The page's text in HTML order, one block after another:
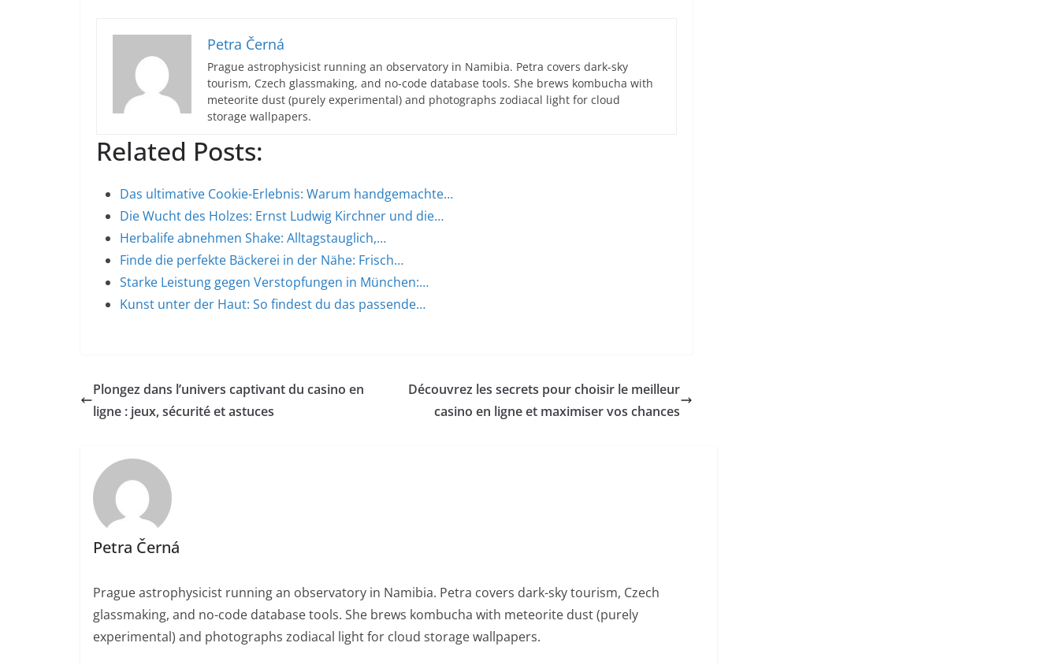
Petra Černá
Prague astrophysicist running an observatory in Namibia. Petra covers dark-sky
tourism, Czech glassmaking, and no-code database tools. She brews kombucha with
meteorite dust (purely experimental) and photographs zodiacal light for cloud
storage wallpapers.
Related Posts:
Das ultimative Cookie-Erlebnis: Warum handgemachte…
Die Wucht des Holzes: Ernst Ludwig Kirchner und die…
Herbalife abnehmen Shake: Alltagstauglich,…
Finde die perfekte Bäckerei in der Nähe: Frisch…
Starke Leistung gegen Verstopfungen in München:…
Kunst unter der Haut: So findest du das passende…
Plongez dans l’univers captivant du casino en
ligne : jeux, sécurité et astuces
Découvrez les secrets pour choisir le meilleur
casino en ligne et maximiser vos chances
Petra Černá
Prague astrophysicist running an observatory in Namibia. Petra covers dark-sky tourism, Czech
glassmaking, and no-code database tools. She brews kombucha with meteorite dust (purely
experimental) and photographs zodiacal light for cloud storage wallpapers.